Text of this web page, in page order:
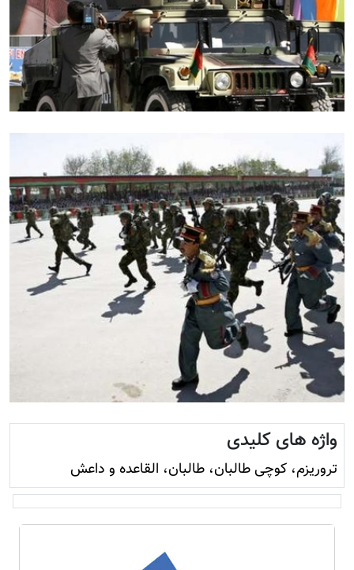
واژه های کلیدی
تروريزم، کوچی طالبان، طالبان، القاعده و داعش